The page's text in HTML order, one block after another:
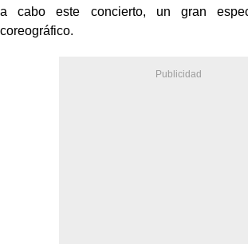
a cabo este concierto, un gran
coreográfico.